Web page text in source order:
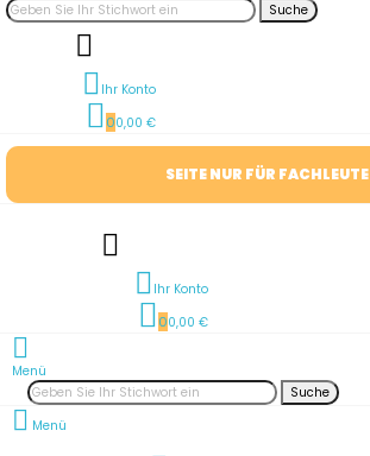
Suche
Ihr Konto
00,00 €
SEITE NUR FÜR FACHLEUTE
Ihr Konto
00,00 €
Menü
Suche
Menü